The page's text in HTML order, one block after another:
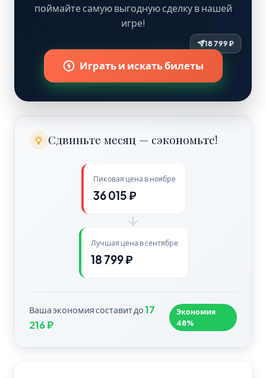
22 939 ₽
поймайте самую выгодную сделку в нашей
игре!
Играть и искать билеты
Сдвиньте месяц — сэкономьте!
Пиковая цена в ноябре
36 015 ₽
Лучшая цена в сентябре
18 799 ₽
Ваша экономия составит до17
216 ₽
Экономия
48%